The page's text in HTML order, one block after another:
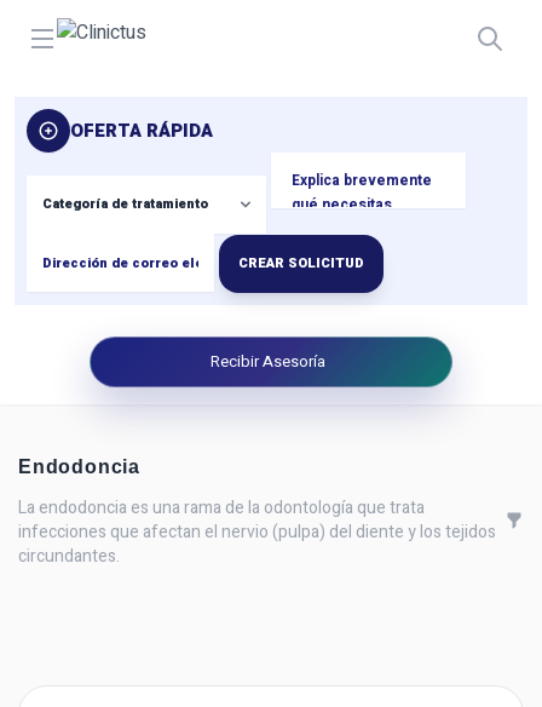
Open menu
OFERTA RÁPIDA
CREAR SOLICITUD
Recibir Asesoría
Endodoncia
La endodoncia es una rama de la odontología que trata
infecciones que afectan el nervio (pulpa) del diente y los tejidos
circundantes.